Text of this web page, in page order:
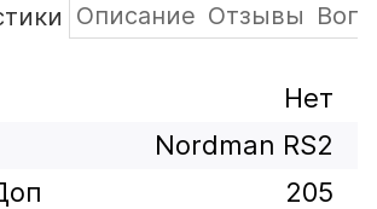
Описание Отзывы
Нет
Nordman RS2
205